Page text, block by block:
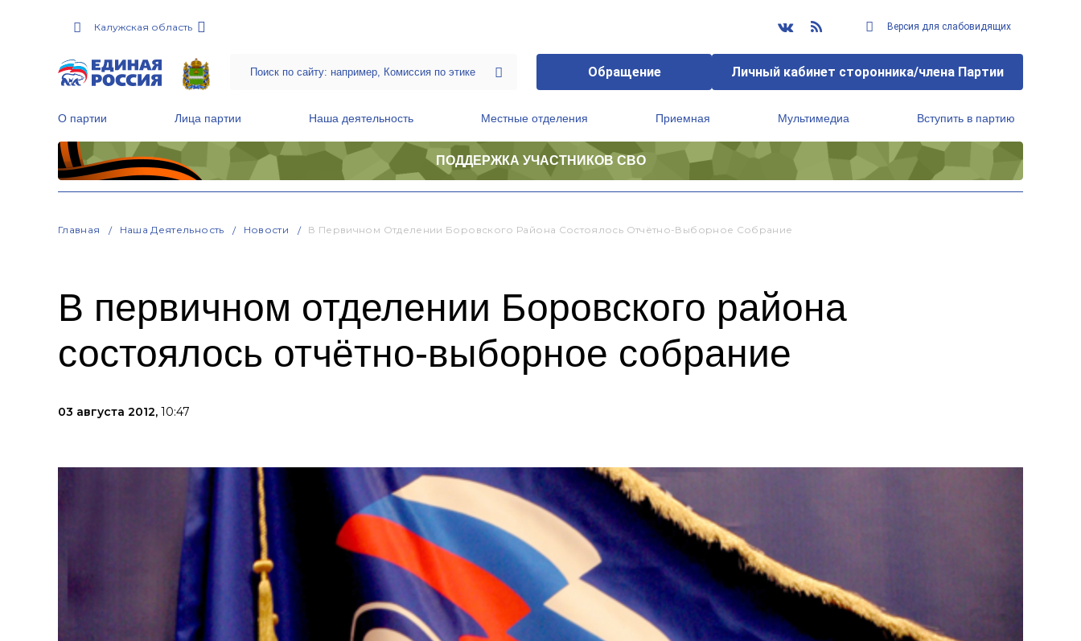
Калужская область Версия для слабовидящих
Обращение Личный кабинет сторонника/члена Партии
О партии Лица партии Наша деятельность Местные отделения Приемная Мультимедиа Вступить в партию
ПОДДЕРЖКА УЧАСТНИКОВ СВО
Главная Наша Деятельность Новости В Первичном Отделении Боровского Района Состоялось Отчётно-Выборное Собрание
В первичном отделении Боровского района
состоялось отчётно-выборное собрание
03 августа 2012, 10:47